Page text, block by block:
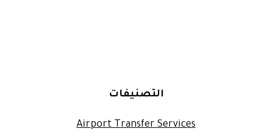
التصنيفات
Airport Transfer Services